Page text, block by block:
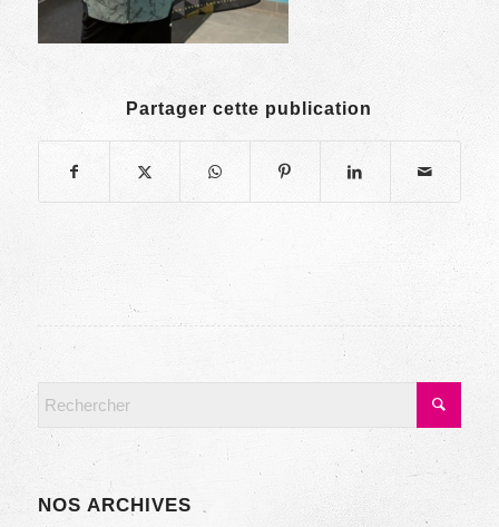
Partager cette publication
NOS ARCHIVES